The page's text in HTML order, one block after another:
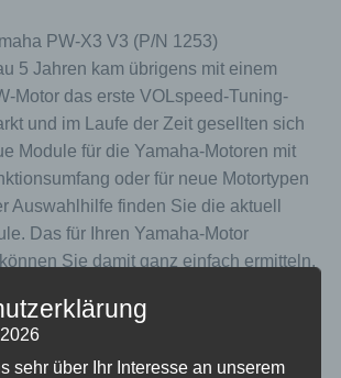
PW-X3 V3 (P/N 1253)
5 Jahren kam übrigens mit einem
Motor das erste VOLspeed-Tuning-
und im Laufe der Zeit gesellten sich
Module für die Yamaha-Motoren mit
oder für neue Motortypen
Auswahlhilfe finden Sie die aktuell
Das für Ihren Yamaha-Motor
Sie damit ganz einfach ermitteln.
dem PW-Motor ausgestattet, auch
teilweise von einzelnen Bike-
bezeichnet wurde. Bei Display A, C
sehr über Ihr Interesse an unserem